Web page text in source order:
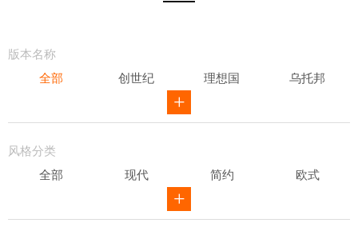
版本名称
全部
创世纪 理想国 乌托邦
风格分类
全部
现代 简约 欧式